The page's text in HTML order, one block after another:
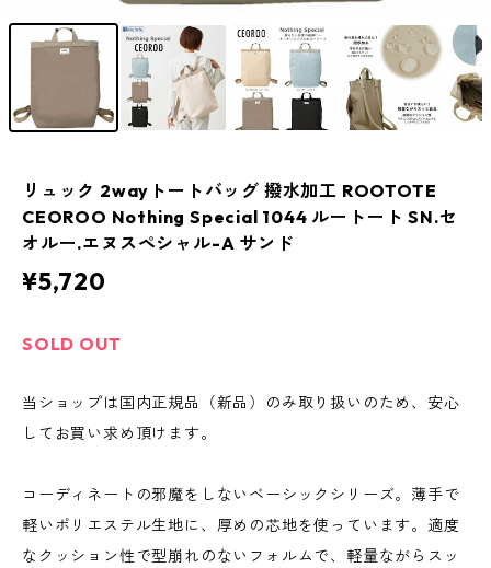
リュック 2wayトートバッグ 撥水加工 ROOTOTE
CEOROO Nothing Special 1044 ルートート SN.セ
オルー.エヌスペシャル-A サンド
¥5,720
SOLD OUT
当ショップは国内正規品（新品）のみ取り扱いのため、安心
してお買い求め頂けます。
コーディネートの邪魔をしないベーシックシリーズ。薄手で
軽いポリエステル生地に、厚めの芯地を使っています。適度
なクッション性で型崩れのないフォルムで、軽量ながらスッ